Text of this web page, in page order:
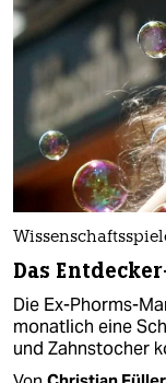
Das
Die Ex-Phorms-
monatlich eine
und Zahnstocher